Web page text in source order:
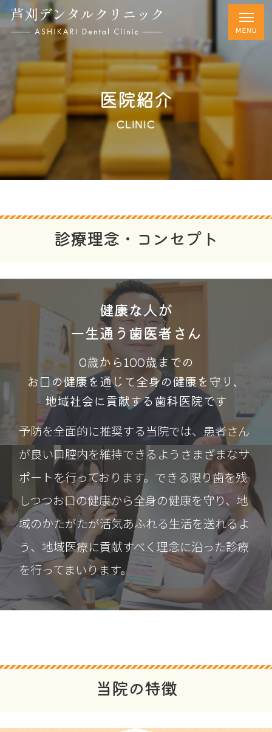
医院紹介
CLINIC
診療理念・コンセプト
健康な人が
一生通う歯医者さん
0歳から100歳までの
お口の健康を通じて全身の健康を守り、
地域社会に貢献する歯科医院です
予防を全面的に推奨する当院では、患者さん
が良い口腔内を維持できるようさまざまなサ
ポートを行っております。できる限り歯を残
しつつお口の健康から全身の健康を守り、地
域のかたがたが活気あふれる生活を送れるよ
う、地域医療に貢献すべく理念に沿った診療
を行ってまいります。
当院の特徴